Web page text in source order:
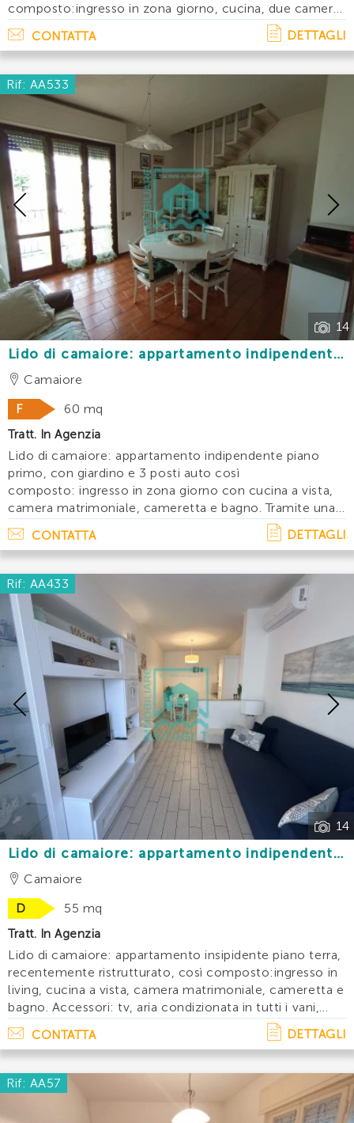
composto:ingresso in zona giorno, cucina, due camere
matrimoniali, bagno. Grande resede fronte passeggiata
dove poter mangiare all' aria aperta, corte. . .
CONTATTA DETTAGLI
Rif: AA533
14
Previous
Lido di camaiore: appartamento indipendente
con giardino e posti auto a 400 mt dal mare
Camaiore
F
60 mq
Tratt. In Agenzia
Lido di camaiore: appartamento indipendente piano
primo, con giardino e 3 posti auto così
composto: ingresso in zona giorno con cucina a vista,
camera matrimoniale, cameretta e bagno. Tramite una
scaletta dalla zona giorno accediamo alla parte
mansardata dove troviamo due vani con due letti. . .
CONTATTA DETTAGLI
Rif: AA433
14
Previous
Lido di camaiore: appartamento indipendente
piano terra ristrutturato a 200 mt dal mare
Camaiore
D
55 mq
Tratt. In Agenzia
Lido di camaiore: appartamento insipidente piano terra,
recentemente ristrutturato, così composto:ingresso in
living, cucina a vista, camera matrimoniale, cameretta e
bagno. Accessori: tv, aria condizionata in tutti i vani,
lavatrice. L' immobile è ubicato a 200 mt dal mare e
vicino a tutti i ser. . .
CONTATTA DETTAGLI
Rif: AA57